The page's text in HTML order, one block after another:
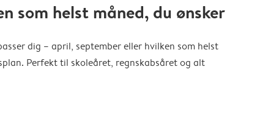
som helst måned, du ønsker
dig – april, september eller hvilken som helst
Perfekt til skoleåret, regnskabsåret og alt